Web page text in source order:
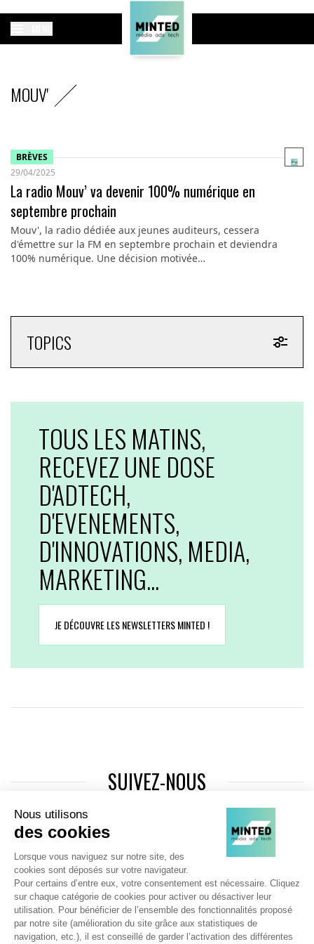
MOUV'
BRÈVES
29/04/2025
La radio Mouv’ va devenir 100% numérique en
septembre prochain
Mouv', la radio dédiée aux jeunes auditeurs, cessera
d'émettre sur la FM en septembre prochain et deviendra
100% numérique. Une décision motivée…
TOPICS
TOUS LES MATINS,
RECEVEZ UNE DOSE
D'ADTECH,
D'EVENEMENTS,
D'INNOVATIONS, MEDIA,
MARKETING...
JE DÉCOUVRE LES NEWSLETTERS MINTED !
SUIVEZ-NOUS